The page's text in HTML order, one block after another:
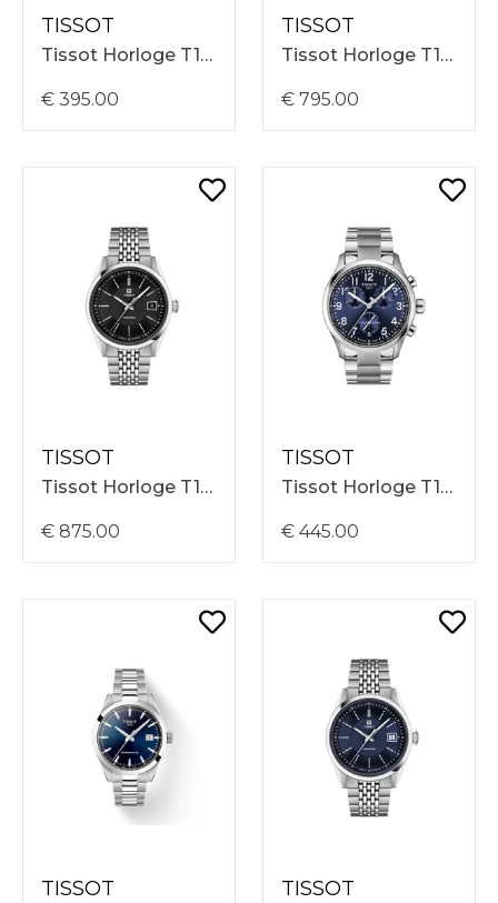
TISSOT
Tissot Horloge T1164171609200 Chrono L Quartz 42mm, Groene Wijzerplaat, Brown Lederen Band
€ 395.00
TISSOT
Tissot Horloge T1658071105100 Gentleman Powermatic 80 38mm, Zwarte Wijzerplaat
€ 795.00
TISSOT
Tissot Horloge T1574071105100 Visodate Powermatic 80 39mm, Zwarte Wijzerplaat, Stalen Band
€ 875.00
TISSOT
Tissot Horloge T1164171104200 Chrono L Quartz 42mm, Blauwe Wijzerplaat, Stalen Band
€ 445.00
TISSOT TISSOT